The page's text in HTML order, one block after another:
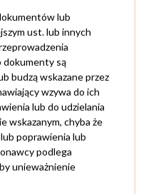
lub
ust. lub innych
dokumenty są
budzą wskazane przez
wzywa do ich
lub do udzielania
wskazanym, chyba że
poprawienia lub
podlega
unieważnienie